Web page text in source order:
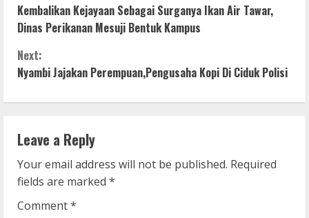
o
n
t
n
u
e
Kembalikan Kejayaan Sebagai Surganya Ikan Air Tawar,
Dinas Perikanan Mesuji Bentuk Kampus
Next:
Nyambi Jajakan Perempuan,Pengusaha Kopi Di Ciduk Polisi
Leave a Reply
Your email address will not be published. Required
fields are marked *
Comment*